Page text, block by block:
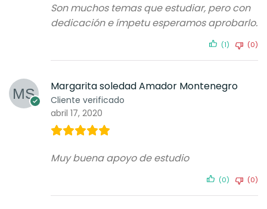
Son muchos temas que estudiar, pero con
dedicación e ímpetu esperamos aprobarlo.
(1) (0)
Margarita soledad Amador Montenegro
Cliente verificado
abril 17, 2020
Muy buena apoyo de estudio
(0) (0)